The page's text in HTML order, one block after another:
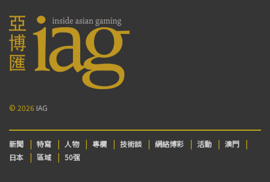
© 2026 IAG
新聞 特寫 人物 專欄 技術談 網絡博彩 活動
澳門
日本
區域 50强